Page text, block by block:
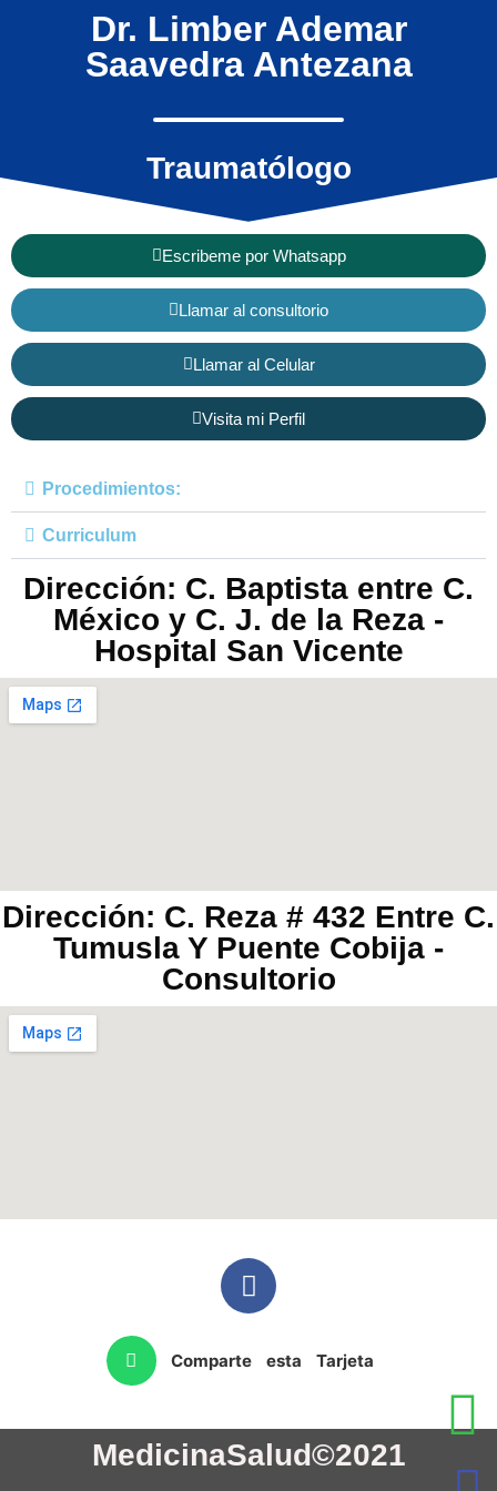
Dr. Limber Ademar
Saavedra Antezana
Traumatólogo
Escribeme por Whatsapp
Llamar al consultorio
Llamar al Celular
Visita mi Perfil
Procedimientos:
Curriculum
Dirección: C. Baptista entre C.
México y C. J. de la Reza -
Hospital San Vicente
Dirección: C. Reza # 432 Entre C.
Tumusla Y Puente Cobija -
Consultorio
Comparte esta Tarjeta
MedicinaSalud©2021